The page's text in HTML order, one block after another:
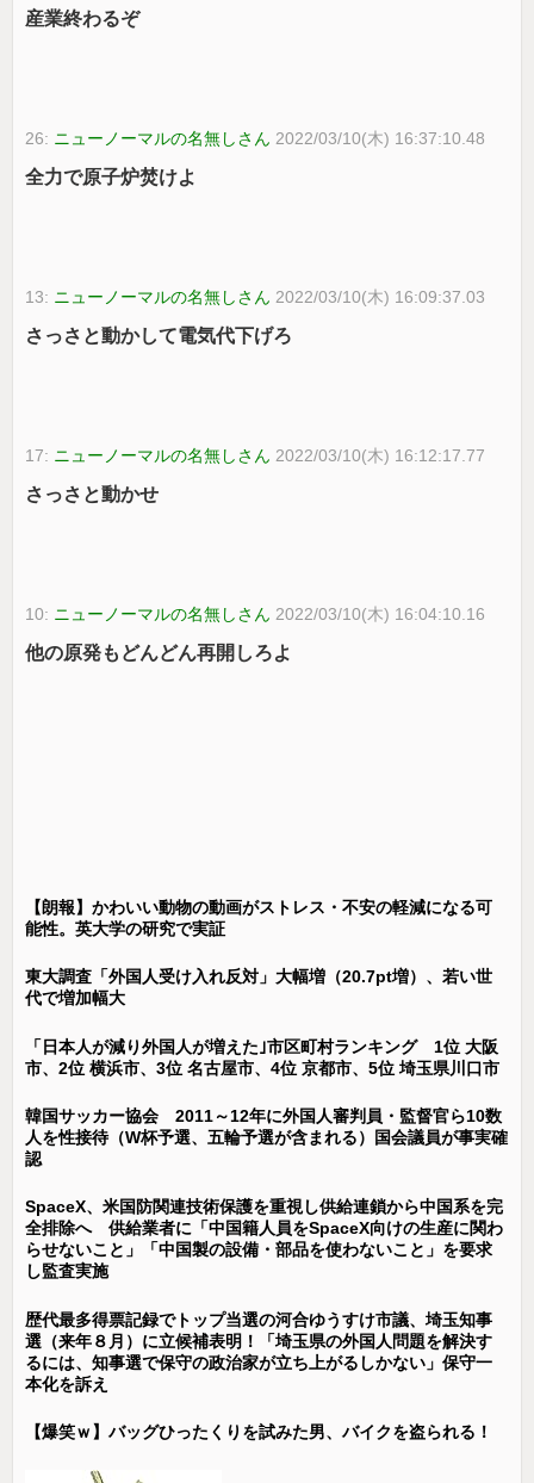
産業終わるぞ
26: ニューノーマルの名無しさん 2022/03/10(木) 16:37:10.48
全力で原子炉焚けよ
13: ニューノーマルの名無しさん 2022/03/10(木) 16:09:37.03
さっさと動かして電気代下げろ
17: ニューノーマルの名無しさん 2022/03/10(木) 16:12:17.77
さっさと動かせ
10: ニューノーマルの名無しさん 2022/03/10(木) 16:04:10.16
他の原発もどんどん再開しろよ
【朗報】かわいい動物の動画がストレス・不安の軽減になる可
能性。英大学の研究で実証
東大調査「外国人受け入れ反対」大幅増（20.7pt増）、若い世
代で増加幅大
「日本人が減り外国人が増えた｣市区町村ランキング 1位 大阪
市、2位 横浜市、3位 名古屋市、4位 京都市、5位 埼玉県川口市
韓国サッカー協会 2011～12年に外国人審判員・監督官ら10数
人を性接待（W杯予選、五輪予選が含まれる）国会議員が事実確
認
SpaceX、米国防関連技術保護を重視し供給連鎖から中国系を完
全排除へ 供給業者に「中国籍人員をSpaceX向けの生産に関わ
らせないこと」「中国製の設備・部品を使わないこと」を要求
し監査実施
歴代最多得票記録でトップ当選の河合ゆうすけ市議、埼玉知事
選（来年８月）に立候補表明！「埼玉県の外国人問題を解決す
るには、知事選で保守の政治家が立ち上がるしかない」保守一
本化を訴え
【爆笑ｗ】バッグひったくりを試みた男、バイクを盗られる！